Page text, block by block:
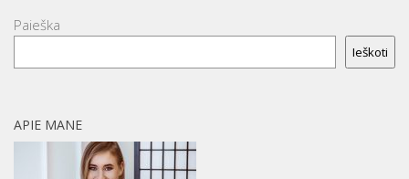
Paieška
Ieškoti
APIE MANE